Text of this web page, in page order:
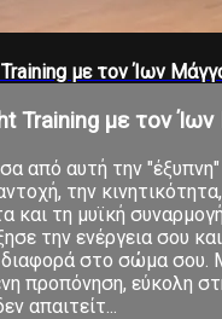
με τον Ίων
Training με τον
από αυτή την
την
και τη μυϊκή
την ενέργεια σου
διαφορά στο σώμα σου.
προπόνηση, εύκολη
απαιτείτ...